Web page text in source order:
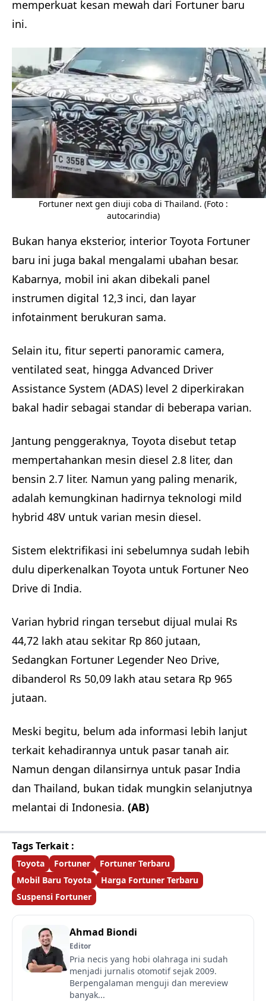
memperkuat kesan mewah dari Fortuner baru
ini.
Fortuner next gen diuji coba di Thailand. (Foto :
autocarindia)
Bukan hanya eksterior, interior Toyota Fortuner
baru ini juga bakal mengalami ubahan besar.
Kabarnya, mobil ini akan dibekali panel
instrumen digital 12,3 inci, dan layar
infotainment berukuran sama.
Selain itu, fitur seperti panoramic camera,
ventilated seat, hingga Advanced Driver
Assistance System (ADAS) level 2 diperkirakan
bakal hadir sebagai standar di beberapa varian.
Jantung penggeraknya, Toyota disebut tetap
mempertahankan mesin diesel 2.8 liter, dan
bensin 2.7 liter. Namun yang paling menarik,
adalah kemungkinan hadirnya teknologi mild
hybrid 48V untuk varian mesin diesel.
Sistem elektrifikasi ini sebelumnya sudah lebih
dulu diperkenalkan Toyota untuk Fortuner Neo
Drive di India.
Varian hybrid ringan tersebut dijual mulai Rs
44,72 lakh atau sekitar Rp 860 jutaan,
Sedangkan Fortuner Legender Neo Drive,
dibanderol Rs 50,09 lakh atau setara Rp 965
jutaan.
Meski begitu, belum ada informasi lebih lanjut
terkait kehadirannya untuk pasar tanah air.
Namun dengan dilansirnya untuk pasar India
dan Thailand, bukan tidak mungkin selanjutnya
melantai di Indonesia. (AB)
Tags Terkait :
Toyota Fortuner
Fortuner Terbaru
Mobil Baru Toyota
Harga Fortuner Terbaru
Suspensi Fortuner
Ahmad Biondi
Editor
Pria necis yang hobi olahraga ini sudah
menjadi jurnalis otomotif sejak 2009.
Berpengalaman menguji dan mereview
banyak...